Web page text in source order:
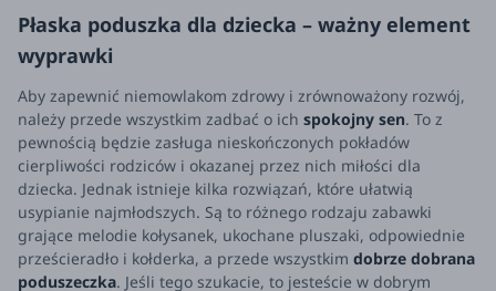
Płaska poduszka dla dziecka – ważny element
wyprawki
Aby zapewnić niemowlakom zdrowy i zrównoważony rozwój,
należy przede wszystkim zadbać o ich spokojny sen. To z
pewnością będzie zasługa nieskończonych pokładów
cierpliwości rodziców i okazanej przez nich miłości dla
dziecka. Jednak istnieje kilka rozwiązań, które ułatwią
usypianie najmłodszych. Są to różnego rodzaju zabawki
grające melodie kołysanek, ukochane pluszaki, odpowiednie
prześcieradło i kołderka, a przede wszystkim dobrze dobrana
poduszeczka. Jeśli tego szukacie, to jesteście w dobrym